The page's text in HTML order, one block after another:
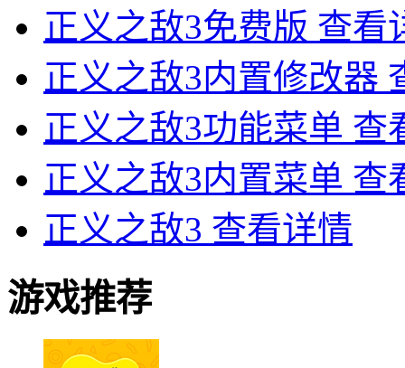
正义之敌3免费版 查看
正义之敌3内置修改器
正义之敌3功能菜单 查
正义之敌3内置菜单 查
正义之敌3 查看详情
游戏推荐